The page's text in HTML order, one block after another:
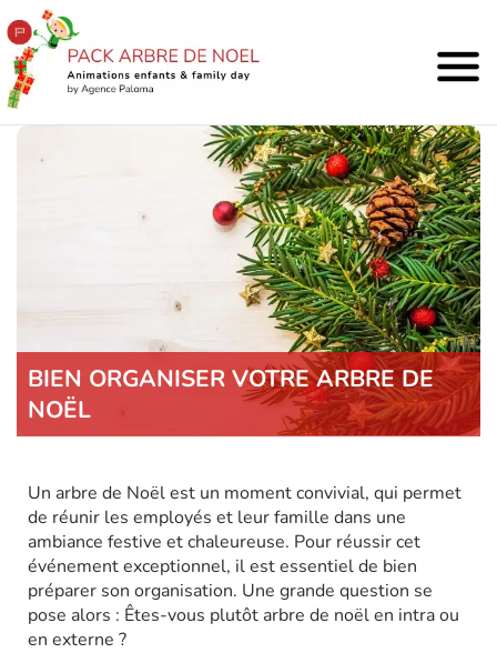
BIEN ORGANISER VOTRE ARBRE DE
NOËL
Un arbre de Noël est un moment convivial, qui permet
de réunir les employés et leur famille dans une
ambiance festive et chaleureuse. Pour réussir cet
événement exceptionnel, il est essentiel de bien
préparer son organisation. Une grande question se
pose alors : Êtes-vous plutôt arbre de noël en intra ou
en externe ?